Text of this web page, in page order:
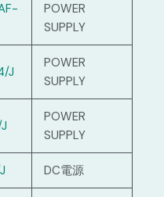
POWER
SUPPLY
J
POWER
SUPPLY
POWER
SUPPLY
DC電源